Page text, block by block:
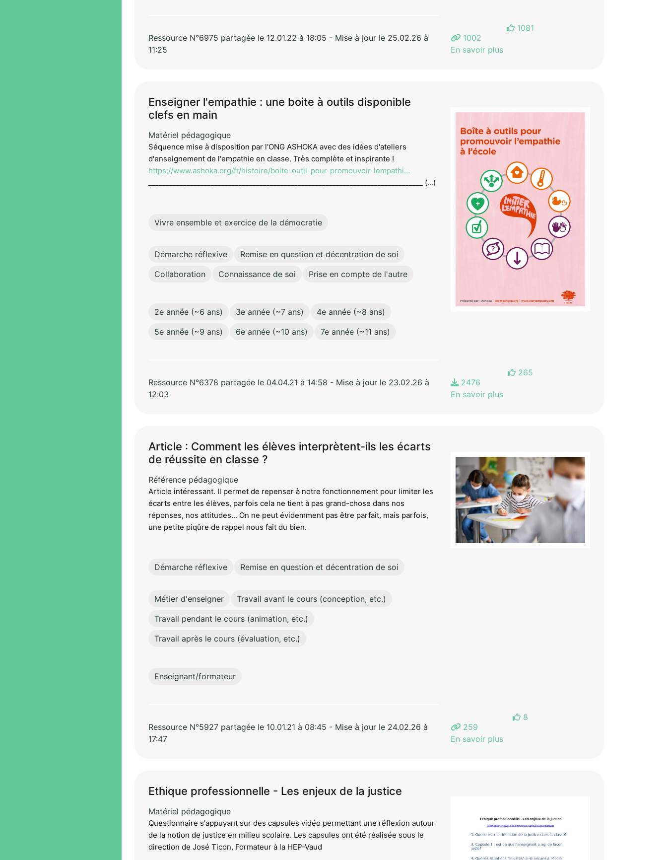
Ressource N°6975 partagée le 12.01.22 à 18:05 - Mise à jour le 25.02.26 à
11:25
1081
1002
En savoir plus
Enseigner l'empathie : une boite à outils disponible
clefs en main
Matériel pédagogique
Séquence mise à disposition par l'ONG ASHOKA avec des idées d'ateliers
d'enseignement de l'empathie en classe. Très complète et inspirante !
https://www.ashoka.org/fr/histoire/boite-outil-pour-promouvoir-lempathi…
_______________________________________________________________________________ (...)
Vivre ensemble et exercice de la démocratie
Démarche réflexive
Remise en question et décentration de soi
Collaboration
Connaissance de soi Prise en compte de l'autre
2e année (~6 ans) 3e année (~7 ans)
4e année (~8 ans)
5e année (~9 ans)
6e année (~10 ans) 7e année (~11 ans)
Ressource N°6378 partagée le 04.04.21 à 14:58 - Mise à jour le 23.02.26 à
12:03
265
2476
En savoir plus
Article : Comment les élèves interprètent-ils les écarts
de réussite en classe ?
Référence pédagogique
Article intéressant. Il permet de repenser à notre fonctionnement pour limiter les
écarts entre les élèves, parfois cela ne tient à pas grand-chose dans nos
réponses, nos attitudes... On ne peut évidemment pas être parfait, mais parfois,
une petite piqûre de rappel nous fait du bien.
Démarche réflexive Remise en question et décentration de soi
Métier d'enseigner
Travail avant le cours (conception, etc.)
Travail pendant le cours (animation, etc.)
Travail après le cours (évaluation, etc.)
Enseignant/formateur
Ressource N°5927 partagée le 10.01.21 à 08:45 - Mise à jour le 24.02.26 à
17:47
8
259
En savoir plus
Ethique professionnelle - Les enjeux de la justice
Matériel pédagogique
Questionnaire s'appuyant sur des capsules vidéo permettant une réflexion autour
de la notion de justice en milieu scolaire. Les capsules ont été réalisée sous le
direction de José Ticon, Formateur à la HEP-Vaud